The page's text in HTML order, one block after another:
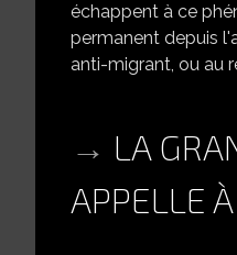
échappent à ce
permanent depuis
anti-migrant, ou au
LA
APPELLE